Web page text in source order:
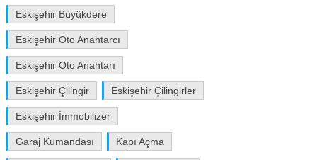
Eskişehir Büyükdere
Eskişehir Oto Anahtarcı
Eskişehir Oto Anahtarı
Eskişehir Çilingir Eskişehir Çilingirler
Eskişehir İmmobilizer
Garaj Kumandası Kapı Açma